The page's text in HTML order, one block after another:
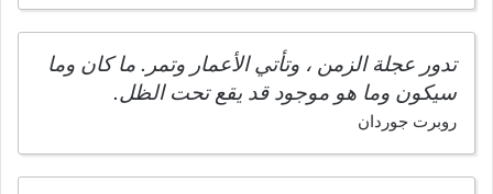
تدور عجلة الزمن ، وتأتي الأعمار وتمر. ما كان وما
سيكون وما هو موجود قد يقع تحت الظل.
روبرت جوردان